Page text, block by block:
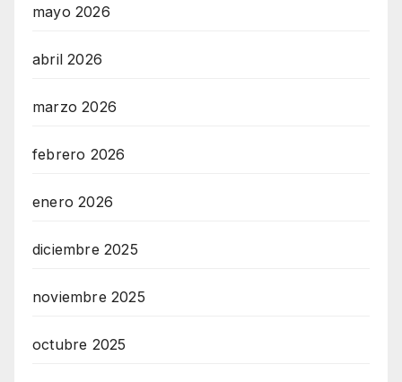
mayo 2026
abril 2026
marzo 2026
febrero 2026
enero 2026
diciembre 2025
noviembre 2025
octubre 2025